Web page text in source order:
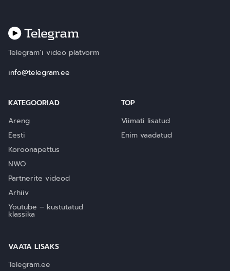
Telegram’i video platvorm
info@telegram.ee
KATEGOORIAD
Areng
Eesti
Koroonapettus
NWO
Partnerite videod
Arhiiv
Youtube – kustutatud
klassika
TOP
Viimati lisatud
Enim vaadatud
VAATA LISAKS
Telegram.ee